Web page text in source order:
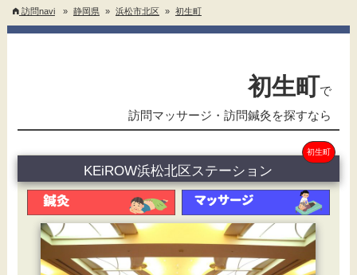
訪問navi » 静岡県 » 浜松市北区 » 初生町
初生町で
訪問マッサージ・訪問鍼灸を探すなら
初生町
KEiROW浜松北区ステーション